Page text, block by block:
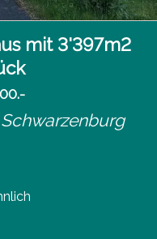
mit 3'397m2
Schwarzenburg